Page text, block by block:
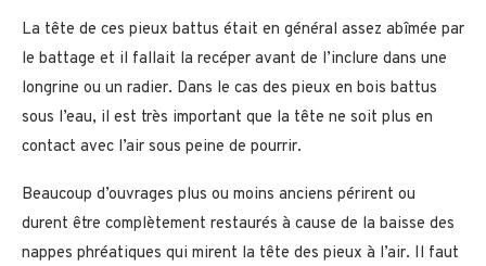
La tête de ces pieux battus était en général assez abîmée par
le battage et il fallait la recéper avant de l’inclure dans une
longrine ou un radier. Dans le cas des pieux en bois battus
sous l’eau, il est très important que la tête ne soit plus en
contact avec l’air sous peine de pourrir.
Beaucoup d’ouvrages plus ou moins anciens périrent ou
durent être complètement restaurés à cause de la baisse des
nappes phréatiques qui mirent la tête des pieux à l’air. Il faut